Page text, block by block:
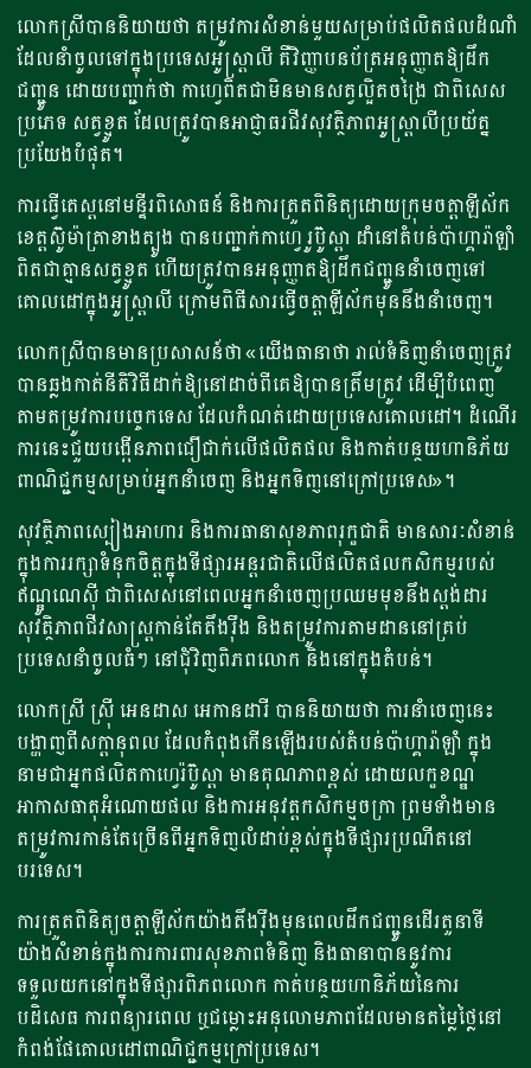
លោកស្រីបាននិយាយថា តម្រូវការសំខាន់មួយសម្រាប់ផលិតផលដំណាំ
ដែលនាំចូលទៅក្នុងប្រទេសអូស្ត្រាលី គឺវិញ្ញាបនប័ត្រអនុញ្ញាតឱ្យដឹក
ជញ្ជូន ដោយបញ្ជាក់ថា កាហ្វេពិតជាមិនមានសត្វល្អិតចង្រៃ ជាពិសេស
ប្រភេទ សត្វខ្មូត ដែលត្រូវបានអាជ្ញាធរជីវសុវត្ថិភាពអូស្ត្រាលីប្រយ័ត្ន
ប្រយែងបំផុត។
ការធ្វើតេស្តនៅមន្ទីរពិសោធន៍ និងការត្រួតពិនិត្យដោយក្រុមចត្តាឡីស័ក
ខេត្តស៊ូម៉ាត្រាខាងត្បូង បានបញ្ជាក់កាហ្វេ រូប៊ូស្តា ដាំនៅតំបន់ប៉ាហ្គារ៉ាឡាំ
ពិតជាគ្មានសត្វខ្មូត ហើយត្រូវបានអនុញ្ញាតឱ្យដឹកជញ្ជូននាំចេញទៅ
គោលដៅក្នុងអូស្ត្រាលី ក្រោមពិធីសារធ្វើចត្តាឡីស័កមុននឹងនាំចេញ។
លោកស្រីបានមានប្រសាសន៍ថា «យើងធានាថា រាល់ទំនិញនាំចេញត្រូវ
បានឆ្លងកាត់នីតិវិធីដាក់ឱ្យនៅដាច់ពីគេឱ្យបានត្រឹមត្រូវ ដើម្បីបំពេញ
តាមតម្រូវការបច្ចេកទេស ដែលកំណត់ដោយប្រទេសគោលដៅ។ ដំណើរ
ការនេះជួយបង្កើនភាពជឿជាក់លើផលិតផល និងកាត់បន្ថយហានិភ័យ
ពាណិជ្ជកម្មសម្រាប់អ្នកនាំចេញ និងអ្នកទិញនៅក្រៅប្រទេស»។
សុវត្ថិភាពស្បៀងអាហារ និងការធានាសុខភាពរុក្ខជាតិ មានសារៈសំខាន់
ក្នុងការរក្សាទំនុកចិត្តក្នុងទីផ្សារអន្តរជាតិលើផលិតផលកសិកម្មរបស់
ឥណ្ឌូណេស៊ី ជាពិសេសនៅពេលអ្នកនាំចេញប្រឈមមុខនឹងស្តង់ដារ
សុវត្ថិភាពជីវសាស្រ្តកាន់តែតឹងរ៉ឹង និងតម្រូវការតាមដាននៅគ្រប់
ប្រទេសនាំចូលធំៗ នៅជុំវិញពិភពលោក និងនៅក្នុងតំបន់។
លោកស្រី ស្រ៊ី អេនដាស អេកានដារី បាននិយាយថា ការនាំចេញនេះ
បង្ហាញពីសក្តានុពល ដែលកំពុងកើនឡើងរបស់តំបន់ប៉ាហ្គារ៉ាឡាំ ក្នុង
នាមជាអ្នកផលិតកាហ្វេរ៉ប៊ូស្តា មានគុណភាពខ្ពស់ ដោយលក្ខខណ្ឌ
អាកាសធាតុអំណោយផល និងការអនុវត្តកសិកម្មចក្រា ព្រមទាំងមាន
តម្រូវការកាន់តែច្រើនពីអ្នកទិញលំដាប់ខ្ពស់ក្នុងទីផ្សារប្រណីតនៅ
បរទេស។
ការត្រួតពិនិត្យចត្តាឡីស័កយ៉ាងតឹងរ៉ឹងមុនពេលដឹកជញ្ជូនដើរតួនាទី
យ៉ាងសំខាន់ក្នុងការការពារសុខភាពទំនិញ និងធានាបាននូវការ
ទទួលយកនៅក្នុងទីផ្សារពិភពលោក កាត់បន្ថយហានិភ័យនៃការ
បដិសេធ ការពន្យារពេល ឬជម្លោះអនុលោមភាពដែលមានតម្លៃថ្លៃនៅ
កំពង់ផែគោលដៅពាណិជ្ជកម្មក្រៅប្រទេស។